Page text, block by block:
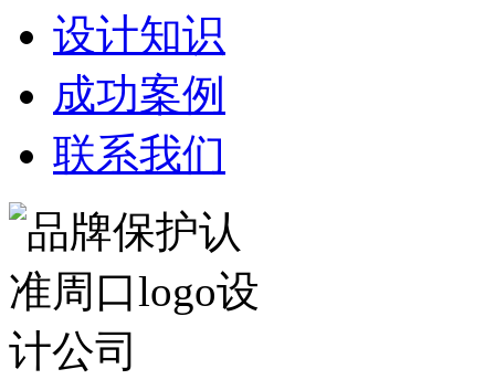
设计知识
成功案例
联系我们